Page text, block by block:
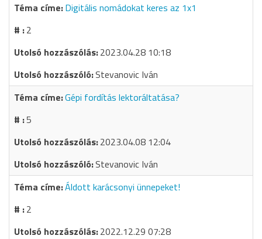
Digitális nomádokat keres az 1x1
2
2023.04.28 10:18
Stevanovic Iván
Gépi fordítás lektoráltatása?
5
2023.04.08 12:04
Stevanovic Iván
Áldott karácsonyi ünnepeket!
2
2022.12.29 07:28